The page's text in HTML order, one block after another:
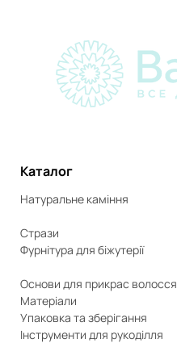
Каталог
Натуральне каміння
Стрази
Фурнітура для біжутерії
Основи для прикрас волосся
Матеріали
Упаковка та зберігання
Інструменти для рукоділля